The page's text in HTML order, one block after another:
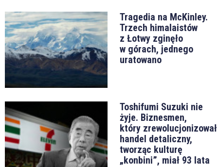
Tragedia na McKinley.
Trzech himalaistów
z Łotwy zginęło
w górach, jednego
uratowano
Toshifumi Suzuki nie
żyje. Biznesmen,
który zrewolucjonizował
handel detaliczny,
tworząc kulturę
„konbini”, miał 93 lata